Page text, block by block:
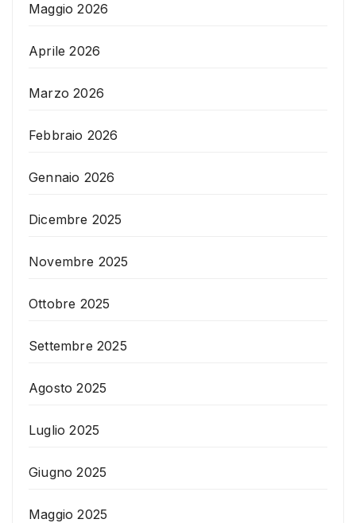
Maggio 2026
Aprile 2026
Marzo 2026
Febbraio 2026
Gennaio 2026
Dicembre 2025
Novembre 2025
Ottobre 2025
Settembre 2025
Agosto 2025
Luglio 2025
Giugno 2025
Maggio 2025